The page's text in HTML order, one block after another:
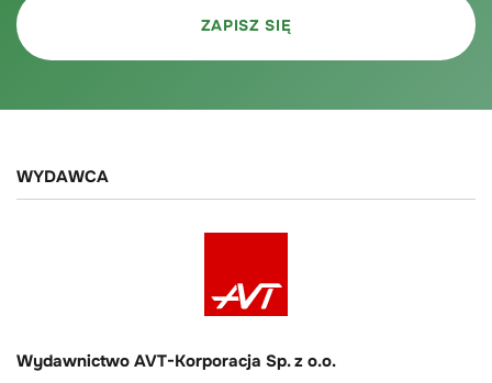
WYDAWCA
Wydawnictwo AVT-Korporacja Sp. z o.o.